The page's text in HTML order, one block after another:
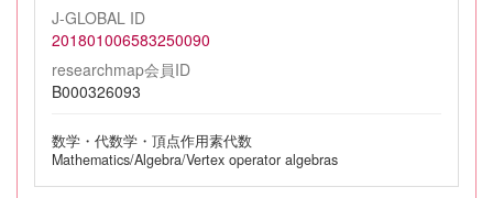
J-GLOBAL ID
201801006583250090
researchmap会員ID
B000326093
数学・代数学・頂点作用素代数
Mathematics/Algebra/Vertex operator algebras